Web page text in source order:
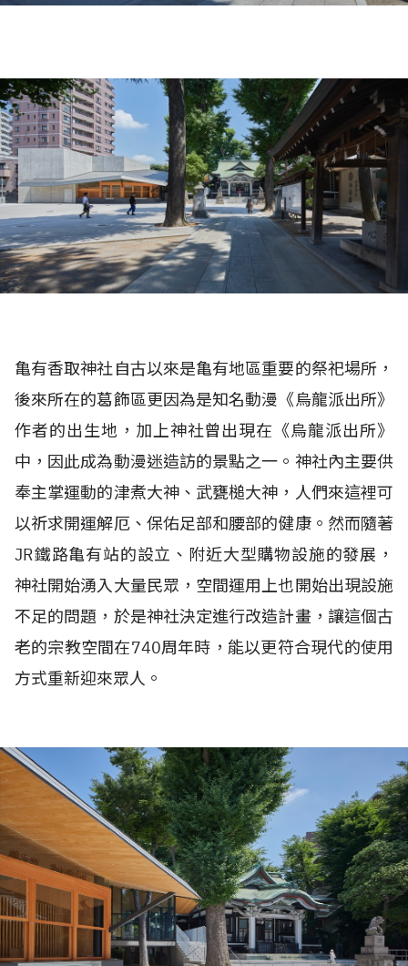
亀有香取神社自古以來是亀有地區重要的祭祀場所，
後來所在的葛飾區更因為是知名動漫《烏龍派出所》
作者的出生地，加上神社曾出現在《烏龍派出所》
中，因此成為動漫迷造訪的景點之一。神社內主要供
奉主掌運動的津煮大神、武甕槌大神，人們來這裡可
以祈求開運解厄、保佑足部和腰部的健康。然而隨著
JR鐵路亀有站的設立、附近大型購物設施的發展，
神社開始湧入大量民眾，空間運用上也開始出現設施
不足的問題，於是神社決定進行改造計畫，讓這個古
老的宗教空間在740周年時，能以更符合現代的使用
方式重新迎來眾人。